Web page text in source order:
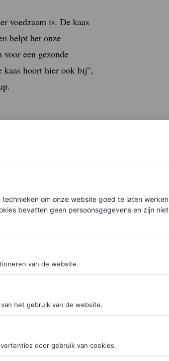
voedzaam is. De kaas
helpt het onze
een gezonde
kaas hoort hier ook bij”,
in gezonde recepten,
(interessant voor
“Het is ideaal
en die er vaak toe
nieuwsbrief.
Itziar Digon, die
het een prikkelende
moet worden, wat
aanmoedigt.
om onze website goed te laten werken
bevatten geen persoonsgegevens en zijn niet
van de website.
het gebruik van de website.
door gebruik van cookies.